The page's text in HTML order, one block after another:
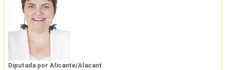
Diputada por Alicante/Alacant